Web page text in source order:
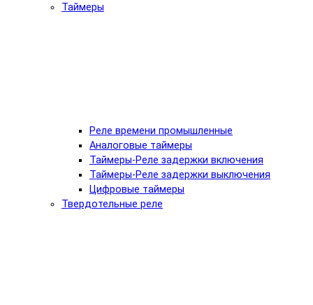
Таймеры
Реле времени промышленные
Аналоговые таймеры
Таймеры-Реле задержки включения
Таймеры-Реле задержки выключения
Цифровые таймеры
Твердотельные реле